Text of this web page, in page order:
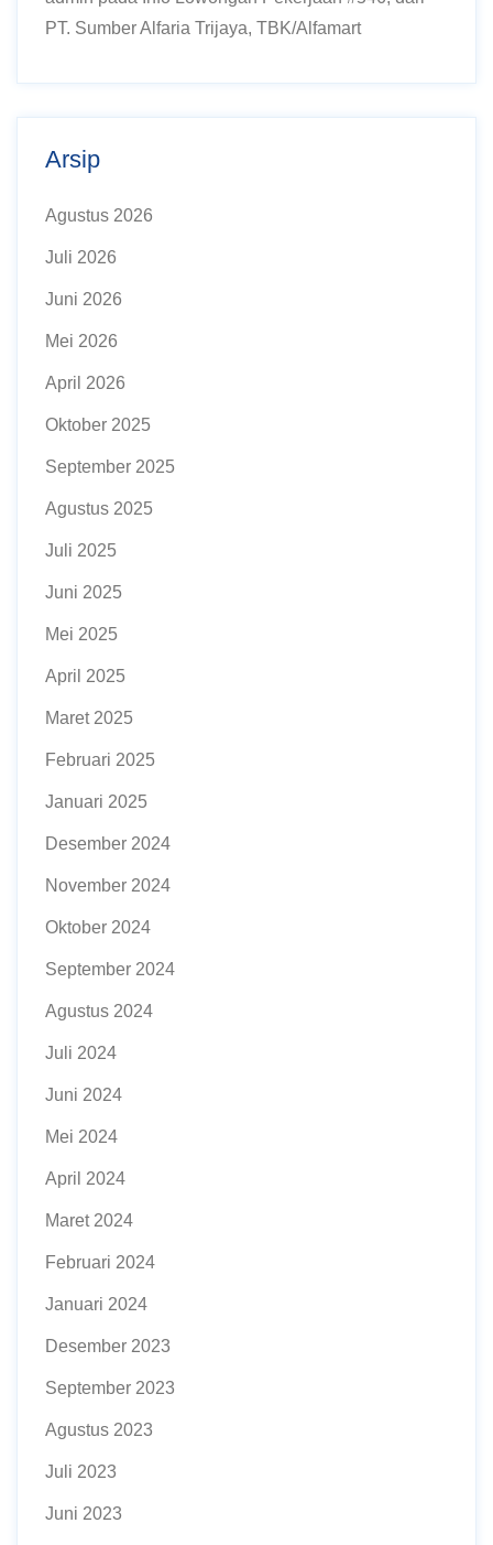
PT. Sumber Alfaria Trijaya, TBK/Alfamart
Arsip
Agustus 2026
Juli 2026
Juni 2026
Mei 2026
April 2026
Oktober 2025
September 2025
Agustus 2025
Juli 2025
Juni 2025
Mei 2025
April 2025
Maret 2025
Februari 2025
Januari 2025
Desember 2024
November 2024
Oktober 2024
September 2024
Agustus 2024
Juli 2024
Juni 2024
Mei 2024
April 2024
Maret 2024
Februari 2024
Januari 2024
Desember 2023
September 2023
Agustus 2023
Juli 2023
Juni 2023